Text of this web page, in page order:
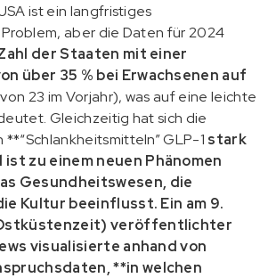
ist ein langfristiges
aber die Daten für 2024
der Staaten mit einer
über 35 % bei Erwachsenen auf
23 im Vorjahr), was auf eine leichte
Gleichzeitig hat sich die
GLP-1 stark
zu einem neuen Phänomen
Gesundheitswesen, die
Kultur beeinflusst. Ein am 9.
veröffentlichter
visualisierte anhand von
**in welchen